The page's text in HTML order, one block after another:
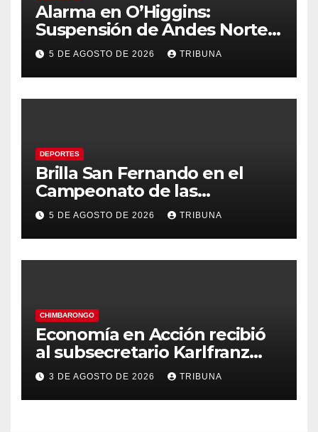
Alarma en O’Higgins:
Suspensión de Andes Norte
golpea con fuerza el empleo
y la economía regional
5 DE AGOSTO DE 2026 TRIBUNA
DEPORTES
Brilla San Fernando en el
Campeonato de las
Américas: Academia de
Gimnasia Rítmica asegura su
pase a la final internacional
5 DE AGOSTO DE 2026 TRIBUNA
CHIMBARONGO
Economía en Acción recibió
al subsecretario Karlfranz
Koehler en Chimbarongo
3 DE AGOSTO DE 2026 TRIBUNA